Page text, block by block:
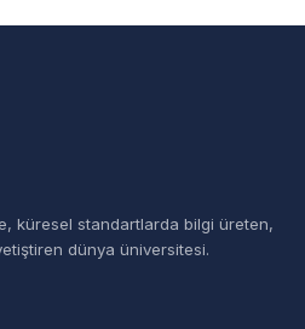
küresel standartlarda bilgi üreten,
dünya üniversitesi.